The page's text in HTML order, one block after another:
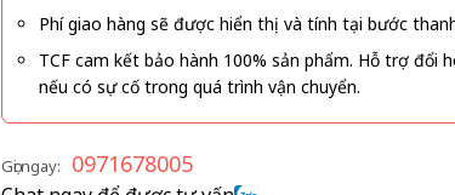
Phí giao hàng sẽ được hiển thị và tính tại bước
TCF cam kết bảo hành 100% sản phẩm. Hỗ trợ đổi
nếu có sự cố trong quá trình vận chuyển.
Gọi ngay: 0971678005